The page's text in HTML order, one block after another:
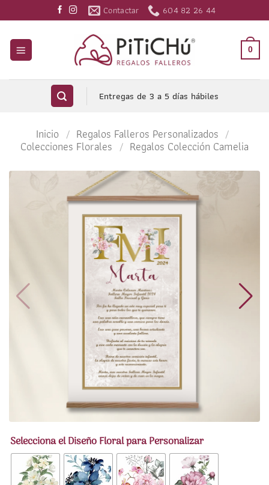
al
contenido
Contactar 604 82 26 44
0
Entregas de 3 a 5 días hábiles
Inicio / Regalos Falleros Personalizados /
Colecciones Florales / Regalos Colección Camelia
Selecciona el Diseño Floral para Personalizar